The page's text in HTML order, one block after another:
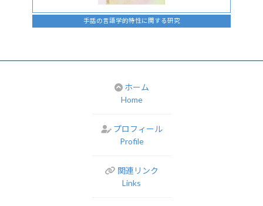
手話の言語学的特性に関する研究
ホーム
Home
プロフィール
Profile
関連リンク
Links